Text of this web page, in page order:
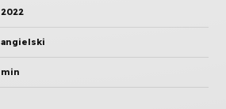
2022
angielski
min